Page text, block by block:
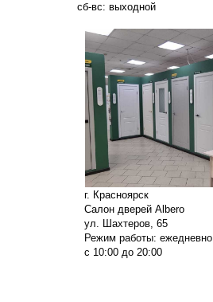
сб-вс: выходной
г. Красноярск
Салон дверей Albero
ул. Шахтеров, 65
Режим работы: ежедневно
с 10:00 до 20:00